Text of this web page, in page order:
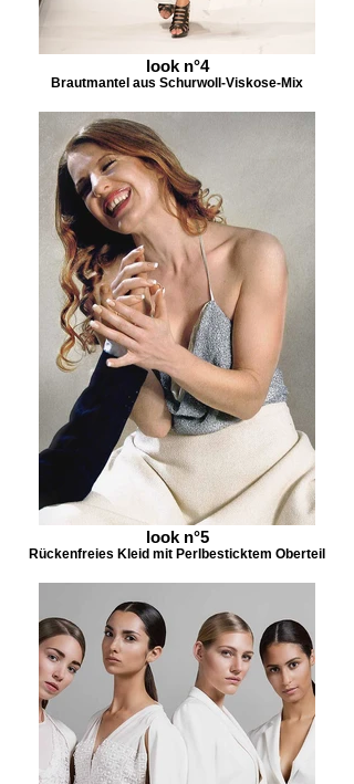
look n°4
Brautmantel aus Schurwoll-Viskose-Mix
look n°5
Rückenfreies Kleid mit Perlbesticktem Oberteil